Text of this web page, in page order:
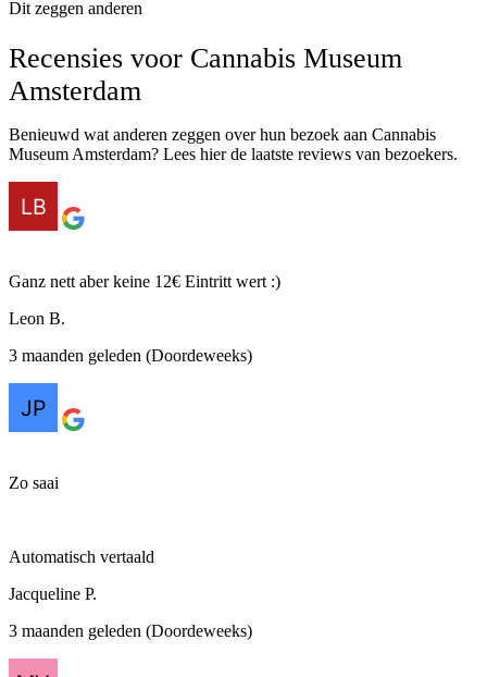
Dit zeggen anderen
Recensies voor Cannabis Museum
Amsterdam
Benieuwd wat anderen zeggen over hun bezoek aan Cannabis
Museum Amsterdam? Lees hier de laatste reviews van bezoekers.
Ganz nett aber keine 12€ Eintritt wert :)
Leon B.
3 maanden geleden (Doordeweeks)
Zo saai
Automatisch vertaald
Jacqueline P.
3 maanden geleden (Doordeweeks)